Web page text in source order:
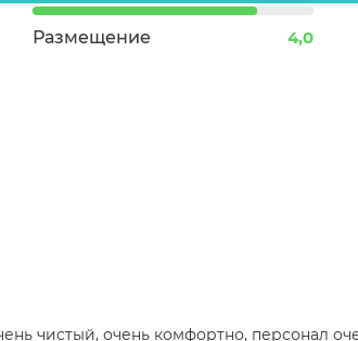
Размещение 4,0
чистый, очень комфортно, персонал